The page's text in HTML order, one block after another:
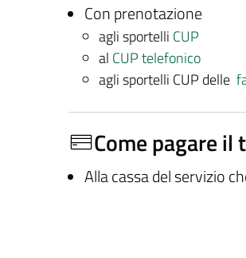
Con prenotazione
agli sportelli CUP
al CUP telefonico
agli sportelli CUP delle
Come pagare il
Alla cassa del servizio